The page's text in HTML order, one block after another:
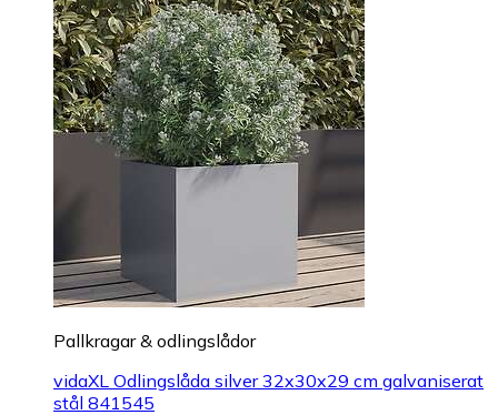
Pallkragar & odlingslådor
vidaXL Odlingslåda silver 32x30x29 cm galvaniserat
stål 841545